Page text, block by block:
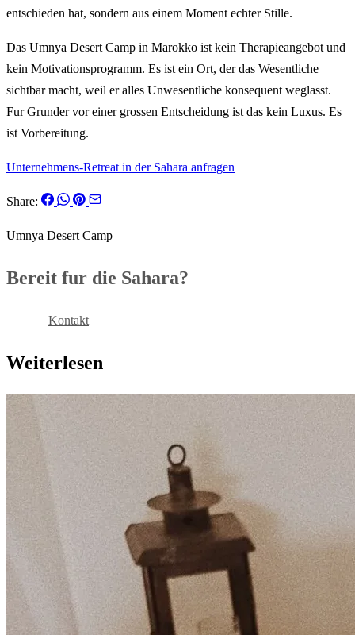
entschieden hat, sondern aus einem Moment echter Stille.
Das Umnya Desert Camp in Marokko ist kein Therapieangebot und
kein Motivationsprogramm. Es ist ein Ort, der das Wesentliche
sichtbar macht, weil er alles Unwesentliche konsequent weglasst.
Fur Grunder vor einer grossen Entscheidung ist das kein Luxus. Es
ist Vorbereitung.
Unternehmens-Retreat in der Sahara anfragen
Share:
Umnya Desert Camp
Bereit fur die Sahara?
Kontakt
Weiterlesen